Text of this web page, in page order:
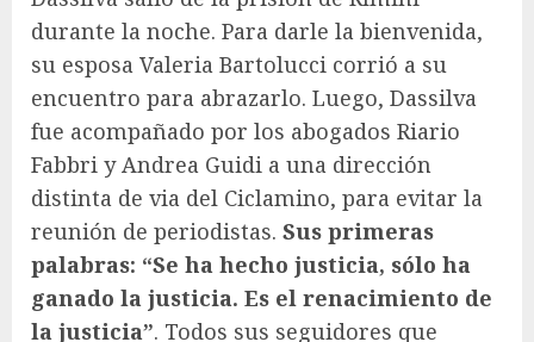
durante la noche. Para darle la bienvenida,
su esposa Valeria Bartolucci corrió a su
encuentro para abrazarlo. Luego, Dassilva
fue acompañado por los abogados Riario
Fabbri y Andrea Guidi a una dirección
distinta de via del Ciclamino, para evitar la
reunión de periodistas. Sus primeras
palabras: “Se ha hecho justicia, sólo ha
ganado la justicia. Es el renacimiento de
la justicia”. Todos sus seguidores que